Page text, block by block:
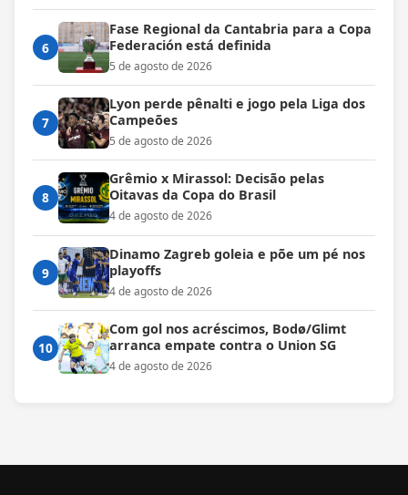
6
Fase Regional da Cantabria para a Copa
Federación está definida
5 de agosto de 2026
7
Lyon perde pênalti e jogo pela Liga dos
Campeões
5 de agosto de 2026
8
Grêmio x Mirassol: Decisão pelas
Oitavas da Copa do Brasil
4 de agosto de 2026
9
Dinamo Zagreb goleia e põe um pé nos
playoffs
4 de agosto de 2026
10
Com gol nos acréscimos, Bodø/Glimt
arranca empate contra o Union SG
4 de agosto de 2026